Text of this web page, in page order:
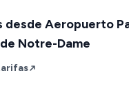
desde Aeropuerto
Notre-Dame